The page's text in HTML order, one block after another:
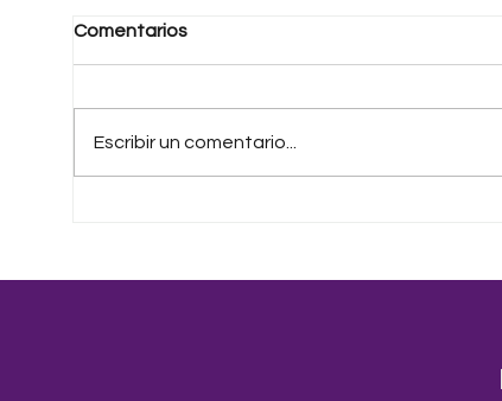
Una Patria Distinta
Comentarios
Escribir un comentario...